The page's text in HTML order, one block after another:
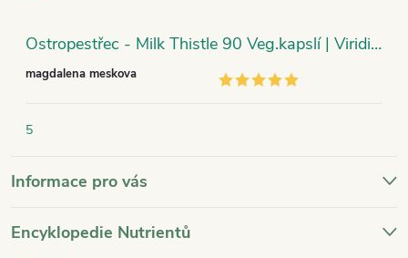
Ostropestřec - Milk Thistle 90 Veg.kapslí | Viridian
magdalena meskova
5
Informace pro vás
Encyklopedie Nutrientů